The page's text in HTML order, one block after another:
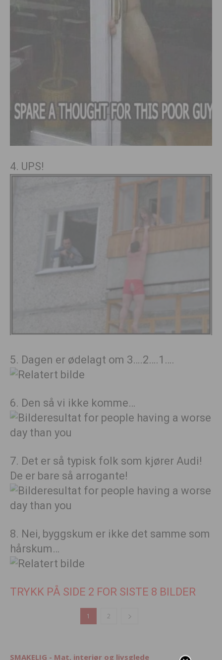
4. UPS!
5. Dagen er ødelagt om 3….2….1….
6. Den så vi ikke komme…
7. Det er så typisk folk som kjører Audi!
De er bare så arrogante!
8. Nei, byggskum er ikke det samme som
hårskum…
TRYKK PÅ SIDE 2 FOR SISTE 8 BILDER
1 2
SMAKELIG - Mat, interiør og livsglede